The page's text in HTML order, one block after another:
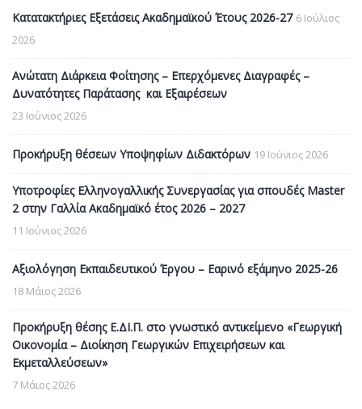
Κατατακτήριες Εξετάσεις Ακαδημαϊκού Έτους 2026-27 6 Ιούλιος
2026
Ανώτατη Διάρκεια Φοίτησης – Επερχόμενες Διαγραφές –
Δυνατότητες Παράτασης και Εξαιρέσεων
23 Ιούνιος 2026
Προκήρυξη θέσεων Υποψηφίων Διδακτόρων 19 Ιούνιος 2026
Υποτροφίες Ελληνογαλλικής Συνεργασίας για σπουδές Master
2 στην Γαλλία Ακαδημαϊκό έτος 2026 – 2027
11 Ιούνιος 2026
Αξιολόγηση Εκπαιδευτικού Έργου – Εαρινό εξάμηνο 2025-26
18 Μάιος 2026
Προκήρυξη θέσης Ε.ΔΙ.Π. στο γνωστικό αντικείμενο «Γεωργική
Οικονομία – Διοίκηση Γεωργικών Επιχειρήσεων και
Εκμεταλλεύσεων»
7 Μάιος 2026